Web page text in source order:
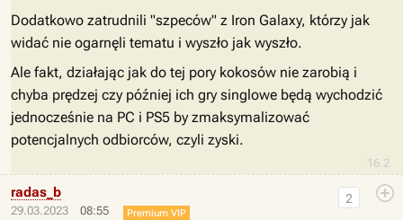
16.2
Dodatkowo zatrudnili "szpeców" z Iron Galaxy, którzy jak
widać nie ogarnęli tematu i wyszło jak wyszło.
Ale fakt, działając jak do tej pory kokosów nie zarobią i
chyba prędzej czy później ich gry singlowe będą wychodzić
jednocześnie na PC i PS5 by zmaksymalizować
potencjalnych odbiorców, czyli zyski.
29.03.2023 08:55
2
radas_b
Premium VIP